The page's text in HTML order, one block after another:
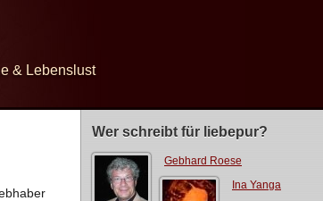
& Lebenslust
Wer schreibt für liebepur?
Gebhard Roese
Ina Yanga